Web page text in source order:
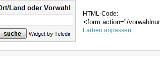
HTML-Code:
Farben anpassen